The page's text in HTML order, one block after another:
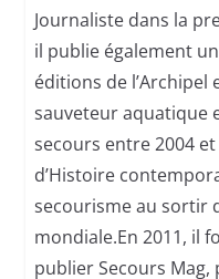
Journaliste dans la
il publie également
éditions de l’Archipel
sauveteur aquatique
secours entre 2004
d’Histoire
secourisme au sortir
mondiale.En 2011, il
publier Secours Mag,